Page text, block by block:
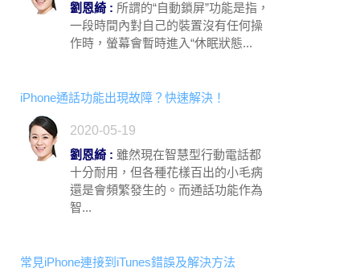
劉恩綺 : 所謂的“自動鎖屏”功能是指，
一段時間內對自己的裝置沒有任何操
作時，螢幕會暫時進入“休眠狀態...
iPhone通話功能出現故障？快速解決！
2020-05-19
劉恩綺 : 雖然現在智慧型行動電話都
十分耐用，但各種花樣百出的小毛病
還是會頻繁發生的。而通話功能作為
智...
常見iPhone連接到iTunes錯誤及解決方法